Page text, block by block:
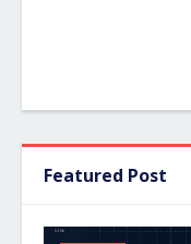
Featured Post